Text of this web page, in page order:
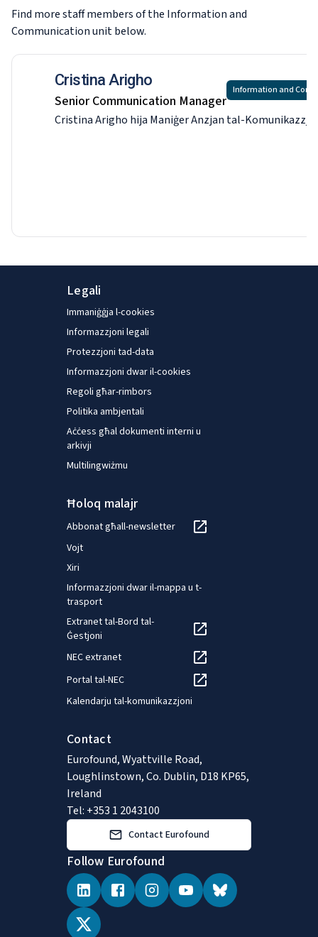
Find more staff members of the Information and
Communicationunit below.
Cristina Arigho
Senior Communication Manager
Information and
Cristina Arigho hija Maniġer Anzjan tal-
Legali
Immaniġġja l-cookies
Informazzjoni legali
Protezzjoni tad-data
Informazzjoni dwar il-cookies
Regoli għar-rimbors
Politika ambjentali
Aċċess għal dokumenti interni u
arkivji
Multilingwiżmu
Ħoloq malajr
Abbonat għall-newsletter
Vojt
Xiri
Informazzjoni dwar il-mappa u t-
trasport
Extranet tal-Bord tal-
Ġestjoni
NEC extranet
Portal tal-NEC
Kalendarju tal-komunikazzjoni
Contact
Eurofound, Wyattville Road,
Loughlinstown, Co. Dublin, D18 KP65,
Ireland
Tel: +353 1 2043100
Contact Eurofound
Follow Eurofound